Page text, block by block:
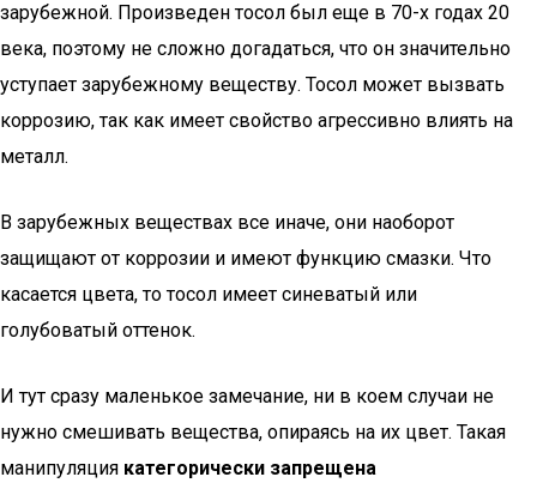
зарубежной. Произведен тосол был еще в 70-х годах 20
века, поэтому не сложно догадаться, что он значительно
уступает зарубежному веществу. Тосол может вызвать
коррозию, так как имеет свойство агрессивно влиять на
металл.
В зарубежных веществах все иначе, они наоборот
защищают от коррозии и имеют функцию смазки. Что
касается цвета, то тосол имеет синеватый или
голубоватый оттенок.
И тут сразу маленькое замечание, ни в коем случаи не
нужно смешивать вещества, опираясь на их цвет. Такая
манипуляция категорически запрещена